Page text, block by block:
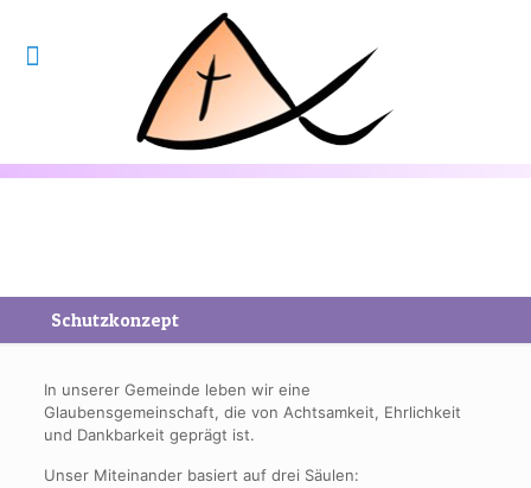
Schutzkonzept
In unserer Gemeinde leben wir eine
Glaubensgemeinschaft, die von Achtsamkeit, Ehrlichkeit
und Dankbarkeit geprägt ist.
Unser Miteinander basiert auf drei Säulen: